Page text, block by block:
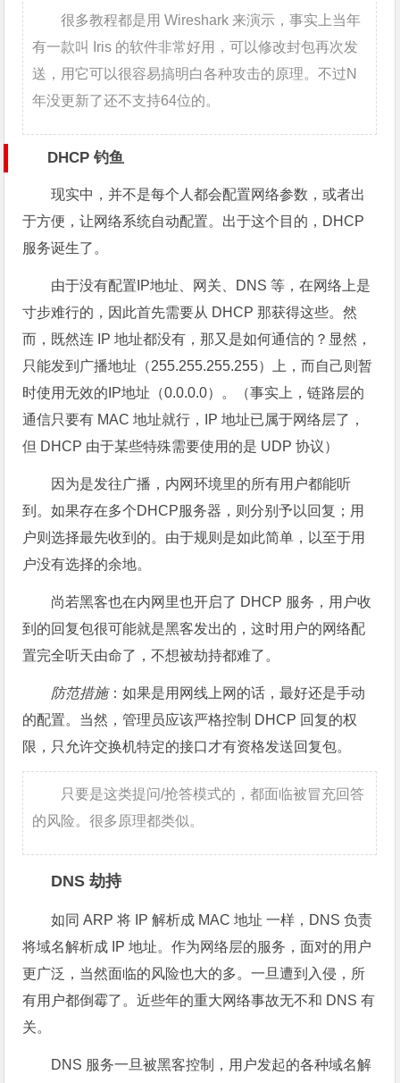
很多教程都是用 Wireshark 来演示，事实上当年
有一款叫 Iris 的软件非常好用，可以修改封包再次发
送，用它可以很容易搞明白各种攻击的原理。不过N
年没更新了还不支持64位的。
DHCP 钓鱼
现实中，并不是每个人都会配置网络参数，或者出
于方便，让网络系统自动配置。出于这个目的，DHCP
服务诞生了。
由于没有配置IP地址、网关、DNS 等，在网络上是
寸步难行的，因此首先需要从 DHCP 那获得这些。然
而，既然连 IP 地址都没有，那又是如何通信的？显然，
只能发到广播地址（255.255.255.255）上，而自己则暂
时使用无效的IP地址（0.0.0.0）。（事实上，链路层的
通信只要有 MAC 地址就行，IP 地址已属于网络层了，
但 DHCP 由于某些特殊需要使用的是 UDP 协议）
因为是发往广播，内网环境里的所有用户都能听
到。如果存在多个DHCP服务器，则分别予以回复；用
户则选择最先收到的。由于规则是如此简单，以至于用
户没有选择的余地。
尚若黑客也在内网里也开启了 DHCP 服务，用户收
到的回复包很可能就是黑客发出的，这时用户的网络配
置完全听天由命了，不想被劫持都难了。
防范措施：如果是用网线上网的话，最好还是手动
的配置。当然，管理员应该严格控制 DHCP 回复的权
限，只允许交换机特定的接口才有资格发送回复包。
只要是这类提问/抢答模式的，都面临被冒充回答
的风险。很多原理都类似。
DNS 劫持
如同 ARP 将 IP 解析成 MAC 地址 一样，DNS 负责
将域名解析成 IP 地址。作为网络层的服务，面对的用户
更广泛，当然面临的风险也大的多。一旦遭到入侵，所
有用户都倒霉了。近些年的重大网络事故无不和 DNS 有
关。
DNS 服务一旦被黑客控制，用户发起的各种域名解